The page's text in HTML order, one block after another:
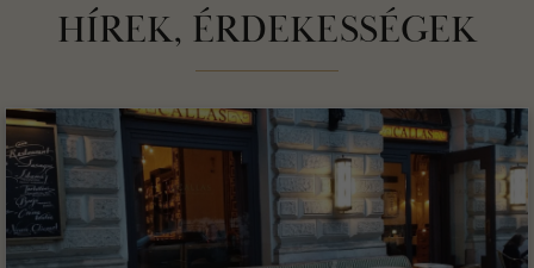
HÍREK, ÉRDEKESSÉGEK